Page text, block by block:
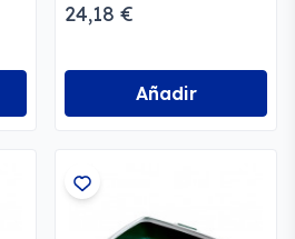
24,18 €
Añadir